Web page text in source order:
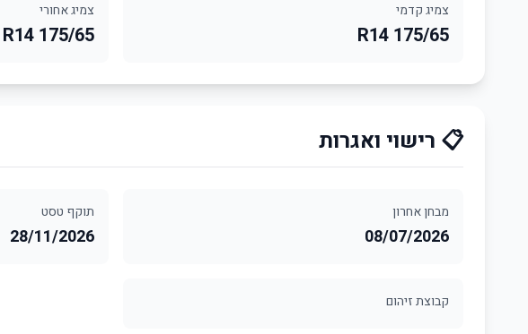
צמיג קדמי
175/65 R14
צמיג אחורי
175/65 R14
📋 רישוי ואגרות
מבחן אחרון
08/07/2026
תוקף טסט
28/11/2026
קבוצת זיהום